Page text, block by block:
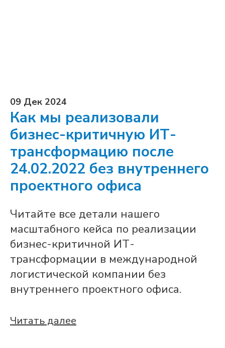
09 Дек 2024
Как мы реализовали
бизнес-критичную ИТ-
трансформацию после
24.02.2022 без внутреннего
проектного офиса
Читайте все детали нашего
масштабного кейса по реализации
бизнес-критичной ИТ-
трансформации в международной
логистической компании без
внутреннего проектного офиса.
Читать далее